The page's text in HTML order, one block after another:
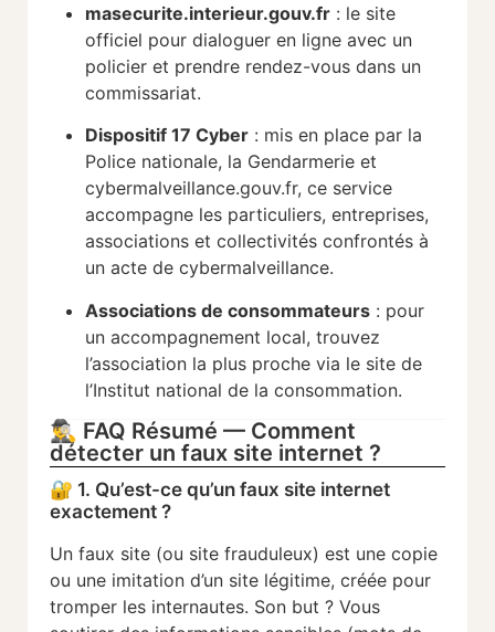
masecurite.interieur.gouv.fr : le site
officiel pour dialoguer en ligne avec un
policier et prendre rendez-vous dans un
commissariat.
Dispositif 17 Cyber : mis en place par la
Police nationale, la Gendarmerie et
cybermalveillance.gouv.fr, ce service
accompagne les particuliers, entreprises,
associations et collectivités confrontés à
un acte de cybermalveillance.
Associations de consommateurs : pour
un accompagnement local, trouvez
l’association la plus proche via le site de
l’Institut national de la consommation.
🕵️‍♂️ FAQ Résumé — Comment
détecter un faux site internet ?
🔐 1. Qu’est-ce qu’un faux site internet
exactement ?
Un faux site (ou site frauduleux) est une copie
ou une imitation d’un site légitime, créée pour
tromper les internautes. Son but ? Vous